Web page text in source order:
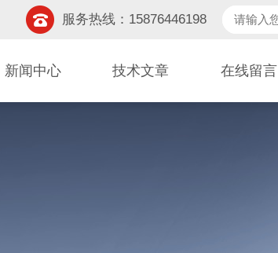
服务热线：15876446198
新闻中心 技术文章 在线留言